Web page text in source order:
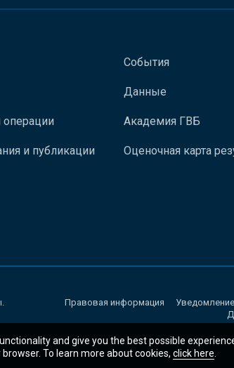
и публикации
События
Данные
Академия ГВБ
Оценочная карта
Правовая информация
and give you the best possible
To learn more about cookies, click here